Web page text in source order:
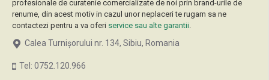
profesionale de curatenie comercializate de noi prin brand-urile de
renume, din acest motiv in cazul unor neplaceri te rugam sa ne
contactezi pentru a va oferi service sau alte garantii.
Calea Turnișorului nr. 134, Sibiu, Romania
Tel: 0752.120.966